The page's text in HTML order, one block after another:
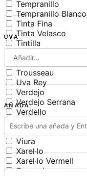
Tempranillo
Tempranillo Blanco
Tinta Fina
Tinta Velasco
Tintilla
Tintilla de Rota
Treixadura
Trousseau
Uva Rey
Verdejo
Verdejo Serrana
Verdello
Verdello Antiguo
Verdoncho
Viura
Xarel·lo
Xarel·lo Vermell
Zamarrica
UVA
Añadir…
AÑADA